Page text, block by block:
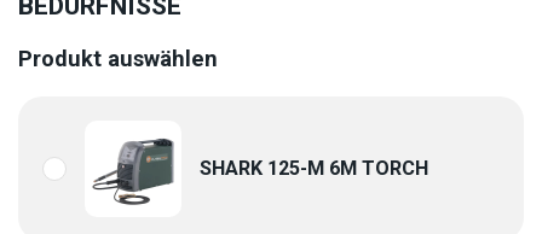
Produkt auswählen
SHARK 125-M 6M TORCH